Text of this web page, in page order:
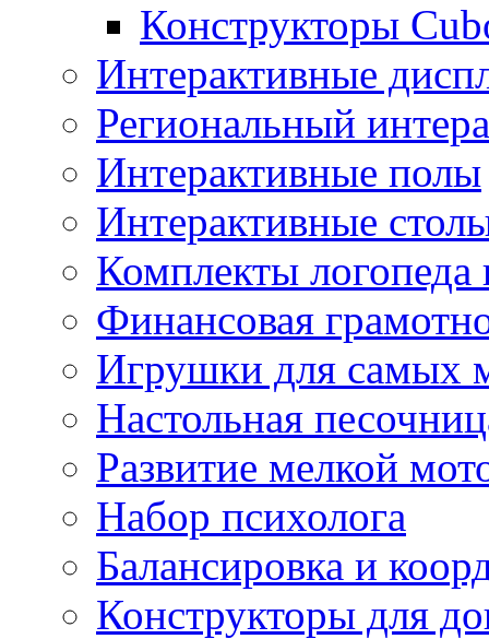
Конструкторы
Интерактивные
Региональный
Интерактивные полы
Интерактивные
Комплекты логопеда
Финансовая
Игрушки для самых
Настольная
Развитие мелкой
Набор психолога
Балансировка и
Конструкторы для